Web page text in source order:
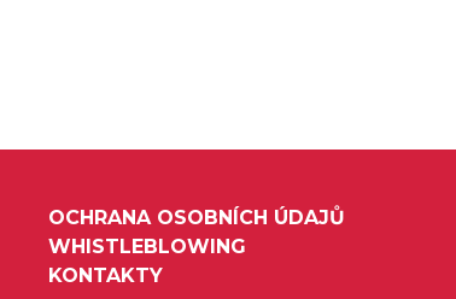
OCHRANA OSOBNÍCH ÚDAJŮ
WHISTLEBLOWING
KONTAKTY